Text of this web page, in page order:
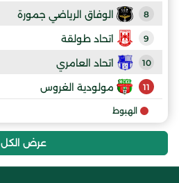
8 الوفاق الرياضي جمورة
9 اتحاد طولقة
10 اتحاد العامري
11 مولودية الغروس
الهبوط
عرض الكل